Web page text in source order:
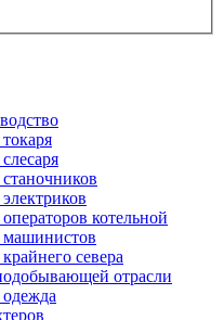
котельной
севера
отрасли
одежда